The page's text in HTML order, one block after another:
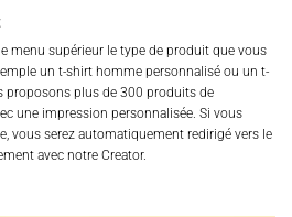
menu supérieur le type de produit que vous
un t-shirt homme personnalisé ou un t-
proposons plus de 300 produits de
une impression personnalisée. Si vous
vous serez automatiquement redirigé vers le
avec notre Creator.